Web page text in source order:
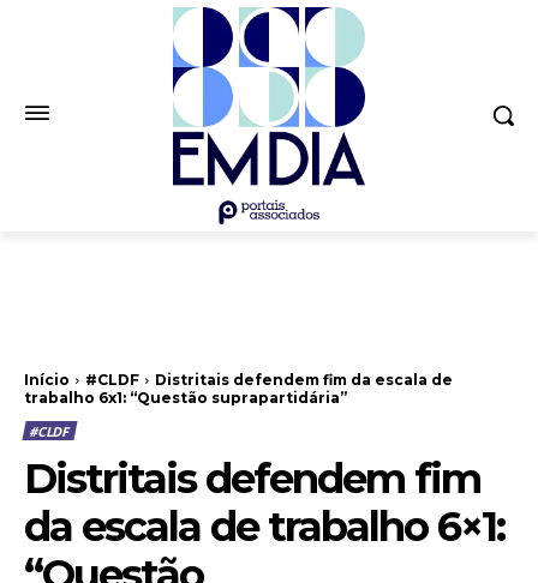
Início #CLDF
Distritais defendem fim da escala de
trabalho 6x1: “Questão suprapartidária”
#CLDF
Distritais defendem fim
da escala de trabalho 6×1: